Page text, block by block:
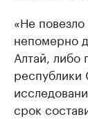
«Не
непомерно
Алтай, либо
республики
срок